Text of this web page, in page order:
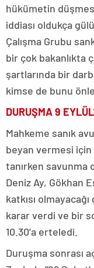
hükümetin
iddiası oldukça
Çalışma Grubu
bir çok bakanlıkta
şartlarında bir
kimse de bunu
DURUŞMA 9
Mahkeme sanık
beyan vermesi
tanırken savunma
Deniz Ay, Gökhan
katkısı
karar verdi ve bir
10.30’a erteledi.
Duruşma sonrası